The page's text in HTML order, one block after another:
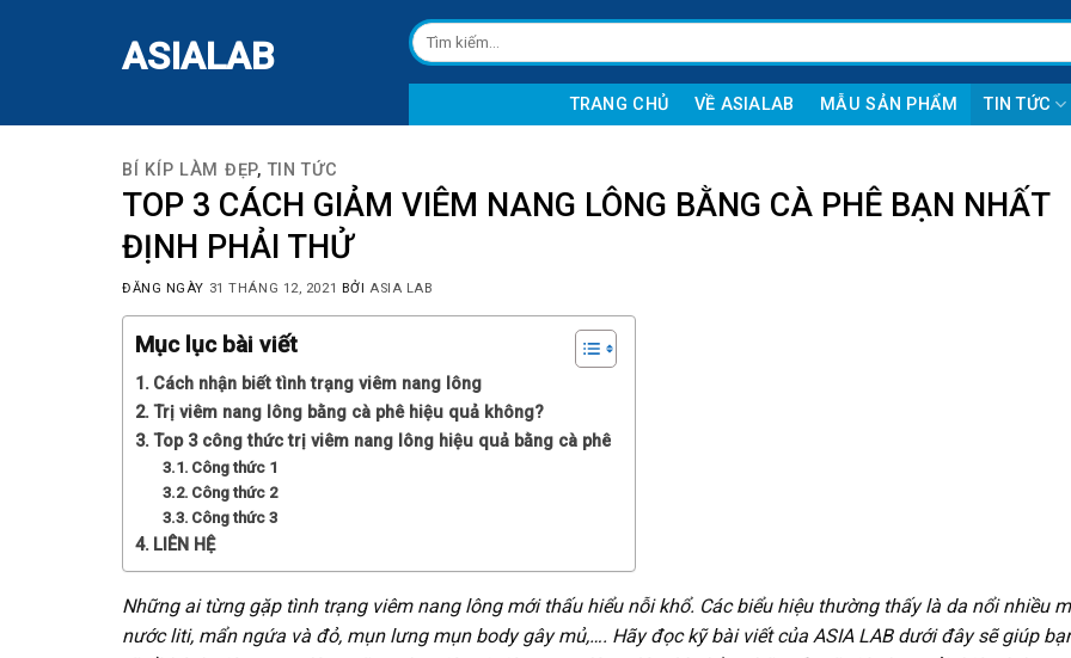
ASIALAB
Tìm
kiếm:
TRANG CHỦ VỀ ASIALAB MẪU SẢN PHẨM TIN TỨC
BÍ KÍP LÀM ĐẸP,TIN TỨC
TOP 3 CÁCH GIẢM VIÊM NANG LÔNG BẰNG CÀ PHÊ BẠN NHẤT
ĐỊNH PHẢI THỬ
ĐĂNG NGÀY 31 THÁNG 12, 2021 BỞI ASIA LAB
Mục lục bài viết
Cách nhận biết tình trạng viêm nang lông
Trị viêm nang lông bằng cà phê hiệu quả không?
Top 3 công thức trị viêm nang lông hiệu quả bằng cà phê
Công thức 1
Công thức 2
Công thức 3
LIÊN HỆ
Những ai từng gặp tình trạng viêm nang lông mới thấu hiểu nỗi khổ. Các biểu hiệu thường thấy là da nổi nhiều
nước liti, mẩn ngứa và đỏ, mụn lưng mụn body gây mủ,…. Hãy đọc kỹ bài viết của ASIA LAB dưới đây sẽ giúp